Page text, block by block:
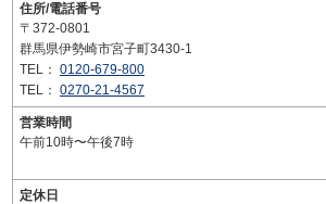
住所/電話番号
〒372-0801
群馬県伊勢崎市宮子町3430-1
TEL： 0120-679-800
TEL： 0270-21-4567
営業時間
午前10時〜午後7時
定休日